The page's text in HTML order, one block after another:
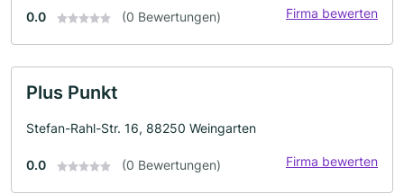
0.0 (0 Bewertungen) Firma bewerten
Plus Punkt
Stefan-Rahl-Str. 16, 88250 Weingarten
0.0 (0 Bewertungen) Firma bewerten